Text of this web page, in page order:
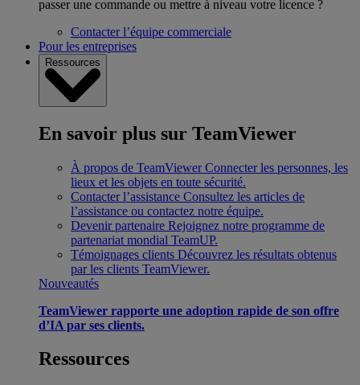
passer une commande ou mettre à niveau votre licence ?
Contacter l’équipe commerciale
Pour les entreprises
Ressources
En savoir plus sur TeamViewer
À propos de TeamViewer Connecter les personnes, les
lieux et les objets en toute sécurité.
Contacter l’assistance Consultez les articles de
l’assistance ou contactez notre équipe.
Devenir partenaire Rejoignez notre programme de
partenariat mondial TeamUP.
Témoignages clients Découvrez les résultats obtenus
par les clients TeamViewer.
Nouveautés
TeamViewer rapporte une adoption rapide de son offre
d’IA par ses clients.
Ressources